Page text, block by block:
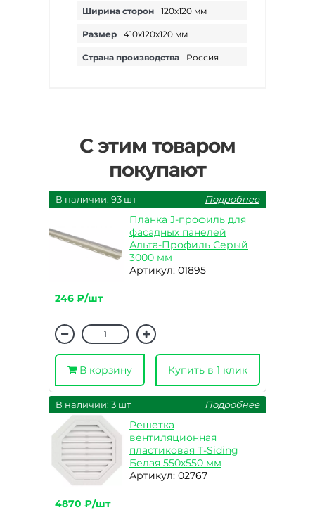
Ширина сторон 120х120 мм
Размер 410х120х120 мм
Страна производства Россия
С этим товаром
покупают
В наличии: 93 шт Подробнее
Планка J-профиль для
фасадных панелей
Альта-Профиль Серый
3000 мм
Артикул: 01895
246 ₽/шт
В корзину Купить в 1 клик
В наличии: 3 шт Подробнее
Решетка
вентиляционная
пластиковая T-Siding
Белая 550х550 мм
Артикул: 02767
4870 ₽/шт